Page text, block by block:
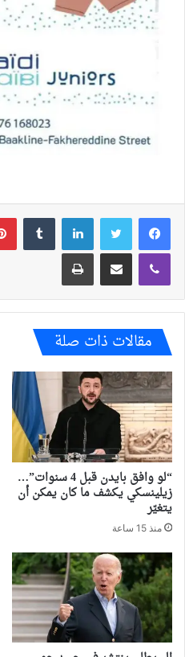
فيسبوك تويتر لينكدإن
ڤايبر مشاركة عبر البريد طباعة
مقالات ذات صلة
“لو وافق بايدن قبل 4 سنوات”…
زيلينسكي يكشف ما كان يمكن أن
يتغيّر
منذ 15 ساعة